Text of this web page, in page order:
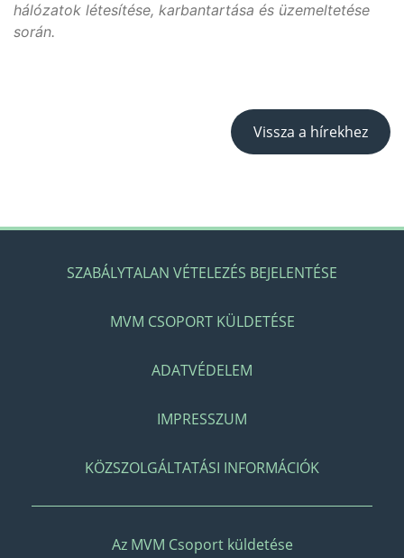
hálózatok létesítése, karbantartása és üzemeltetése
során.
Vissza a hírekhez
SZABÁLYTALAN VÉTELEZÉS BEJELENTÉSE
MVM CSOPORT KÜLDETÉSE
ADATVÉDELEM
IMPRESSZUM
KÖZSZOLGÁLTATÁSI INFORMÁCIÓK
Az MVM Csoport küldetése